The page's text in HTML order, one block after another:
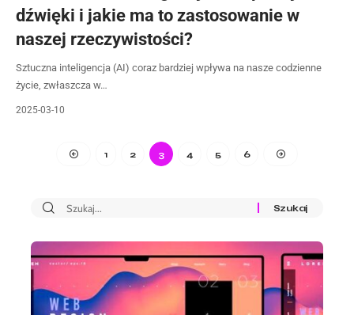
dźwięki i jakie ma to zastosowanie w
naszej rzeczywistości?
Sztuczna inteligencja (AI) coraz bardziej wpływa na nasze codzienne
życie, zwłaszcza w…
2025-03-10
1 2 3 4 5 6